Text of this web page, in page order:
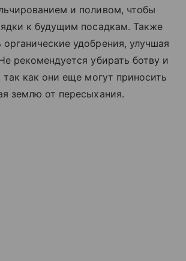
и поливом, чтобы
к будущим посадкам. Также
удобрения, улучшая
рекомендуется убирать ботву и
так как они еще могут приносить
землю от пересыхания.